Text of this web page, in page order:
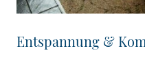
Entspannung &